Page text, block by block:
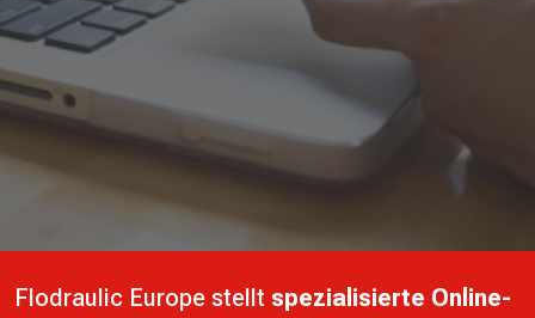
Flodraulic Europe stellt spezialisierte Online-